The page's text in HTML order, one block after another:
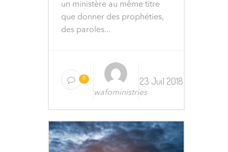
un ministère au même titre
que donner des prophéties,
des paroles...
0
wafoministries
23 Juil 2018